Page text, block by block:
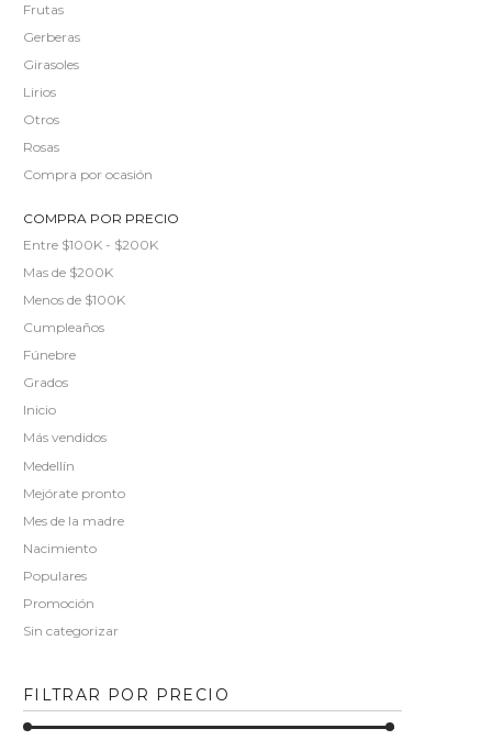
Frutas
Gerberas
Girasoles
Lirios
Otros
Rosas
Compra por ocasión
COMPRA POR PRECIO
Entre $100K - $200K
Mas de $200K
Menos de $100K
Cumpleaños
Fúnebre
Grados
Inicio
Más vendidos
Medellín
Mejórate pronto
Mes de la madre
Nacimiento
Populares
Promoción
Sin categorizar
FILTRAR POR PRECIO